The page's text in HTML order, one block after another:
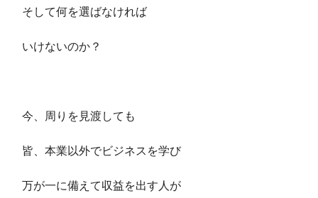
そして何を選ばなければ
いけないのか？
今、周りを見渡しても
皆、本業以外でビジネスを学び
万が一に備えて収益を出す人が